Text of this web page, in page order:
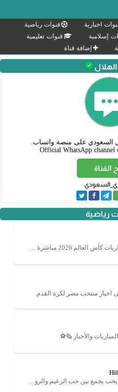
اخبارية
قنوات رياضية
إسلامية
قنوات تعليمية
إضافة قناة
Official WhatsApp
القناة
رياضية
تغطية أحداث واخبار ومباريات كأس العالم 2026 مباشرة ⚽🏆
اخبار منتخب مصر لكرة القدم.
والأخبار 🗞⚽️.
ملعبنا الخاص لكل هلالي يحب يجمع بين حب الزعيم والروح المرحة.